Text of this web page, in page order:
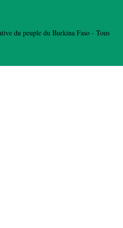
du peuple du Burkina Faso - Tous